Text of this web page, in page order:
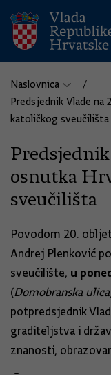
Naslovnica
Predsjednik Vlade
katoličkog sveučilišta
osnutka
sveučilišta
Povodom 20.
Andrej Plenković
sveučilište, u
(Domobranska
potpredsjednik
graditeljstva i
znanosti,